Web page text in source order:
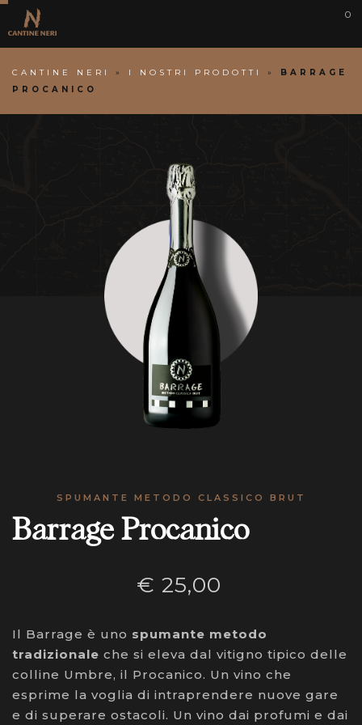
0
CANTINE NERI » I NOSTRI PRODOTTI »
BARRAGE
PROCANICO
SPUMANTE METODO CLASSICO BRUT
Barrage Procanico
€ 25,00
Il Barrage è uno spumante metodo
tradizionale che si eleva dal vitigno tipico delle
colline Umbre, il Procanico. Un vino che
esprime la voglia di intraprendere nuove gare
e di superare ostacoli. Un vino dai profumi e dai